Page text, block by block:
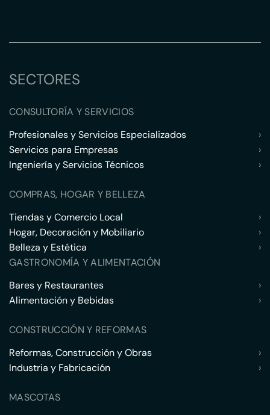
SECTORES
CONSULTORÍA Y SERVICIOS
Profesionales y Servicios Especializados
›
Servicios para Empresas
›
Ingeniería y Servicios Técnicos
›
COMPRAS, HOGAR Y BELLEZA
Tiendas y Comercio Local
›
Hogar, Decoración y Mobiliario
›
Belleza y Estética
›
GASTRONOMÍA Y ALIMENTACIÓN
Bares y Restaurantes
›
Alimentación y Bebidas
›
CONSTRUCCIÓN Y REFORMAS
Reformas, Construcción y Obras
›
Industria y Fabricación
›
MASCOTAS